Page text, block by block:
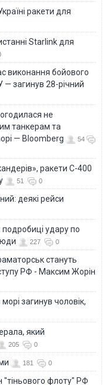
ракети для
Starlink для
виконання бойового
— загинув 28-річний
не
танкерам та
— Bloomberg
54
ракети С-400
51 0
деякі рейси
удару по
227 0
стануть
РФ - Максим Жорін
загинув чоловік,
який
205 0
181 0
флоту" РФ